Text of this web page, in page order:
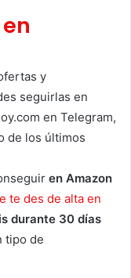
y
seguirlas en
en Telegram,
de los últimos
en Amazon
te des de alta en
durante 30 días
tipo de